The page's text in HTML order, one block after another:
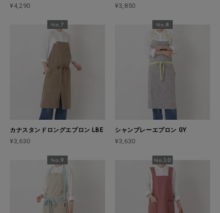
¥4,290 ¥3,850
カナスタンドロングエプロン LBE
¥3,630
シャンブレーエプロン GY
¥3,630